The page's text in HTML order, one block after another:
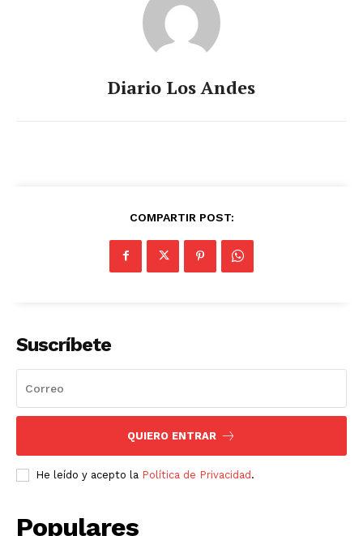
Diario Los Andes
COMPARTIR POST:
Suscríbete
QUIERO ENTRAR
He leído y acepto la Política de Privacidad.
Populares